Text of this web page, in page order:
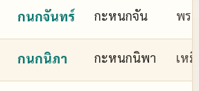
กนกจันทร์ กะหนกจัน พร
กนกนิภา กะหนกนิพา เห